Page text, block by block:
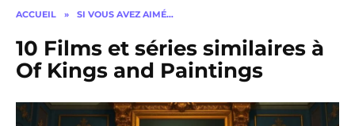
ACCUEIL » SI VOUS AVEZ AIMÉ…
10 Films et séries similaires à
Of Kings and Paintings